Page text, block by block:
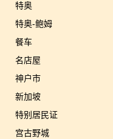
特奥
特奥-鲍姆
餐车
名店屋
神户市
新加坡
特别居民证
宫古野城